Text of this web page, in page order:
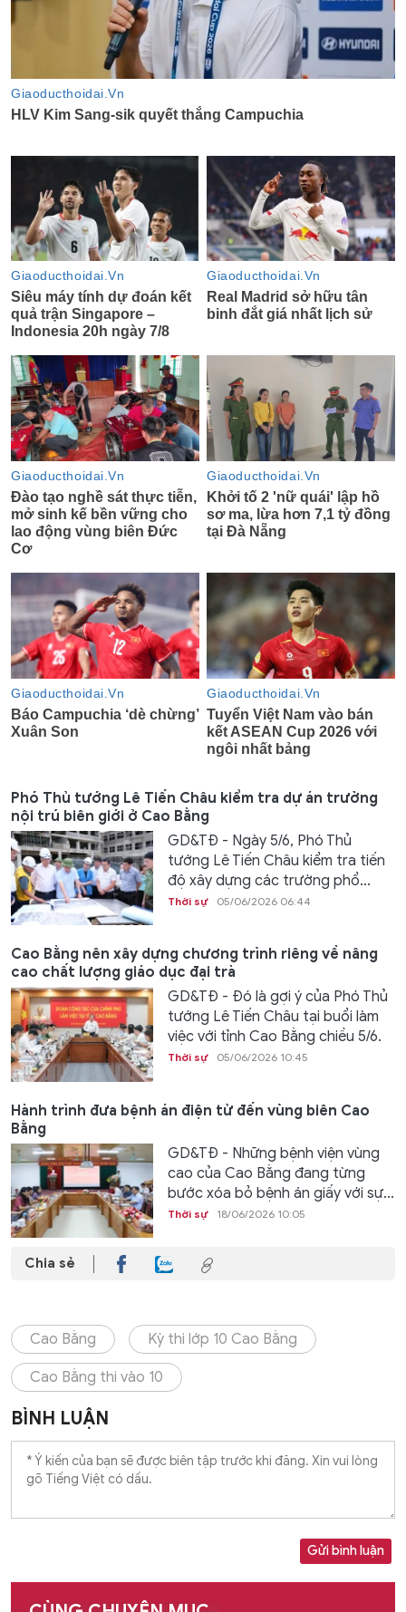
Phó Thủ tướng Lê Tiến Châu kiểm tra dự án trường
nội trú biên giới ở Cao Bằng
GD&TĐ - Ngày 5/6, Phó Thủ
tướng Lê Tiến Châu kiểm tra tiến
độ xây dựng các trường phổ...
Thời sự 05/06/2026 06:44
Cao Bằng nên xây dựng chương trình riêng về nâng
cao chất lượng giáo dục đại trà
GD&TĐ - Đó là gợi ý của Phó Thủ
tướng Lê Tiến Châu tại buổi làm
việc với tỉnh Cao Bằng chiều 5/6.
Thời sự 05/06/2026 10:45
Hành trình đưa bệnh án điện tử đến vùng biên Cao
Bằng
GD&TĐ - Những bệnh viện vùng
cao của Cao Bằng đang từng
bước xóa bỏ bệnh án giấy với sự...
Thời sự 18/06/2026 10:05
Chia sẻ
Cao Bằng Kỳ thi lớp 10 Cao Bằng
Cao Bằng thi vào 10
BÌNH LUẬN
Gửi bình luận